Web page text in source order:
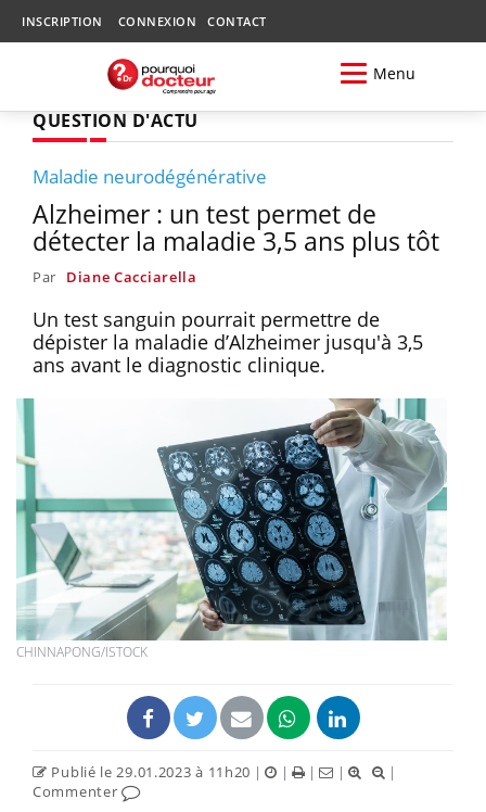
INSCRIPTION CONNEXION CONTACT
Menu
QUESTION D'ACTU
Maladie neurodégénérative
Alzheimer : un test permet de
détecter la maladie 3,5 ans plus tôt
Par Diane Cacciarella
Un test sanguin pourrait permettre de
dépister la maladie d’Alzheimer jusqu'à 3,5
ans avant le diagnostic clinique.
CHINNAPONG/ISTOCK
Publié le 29.01.2023 à 11h20 | | | |
|
Commenter